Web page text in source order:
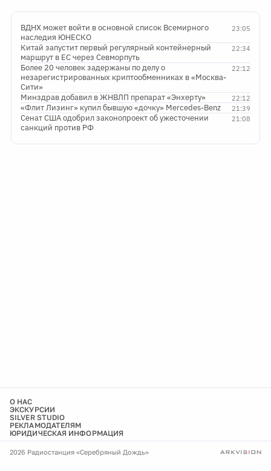
23:05
ВДНХ может войти в основной список Всемирного
наследия ЮНЕСКО
22:34
Китай запустит первый регулярный контейнерный
маршрут в ЕС через Севморпуть
22:12
Более 20 человек задержаны по делу о
незарегистрированных криптообменниках в «Москва-
Сити»
22:12
Минздрав добавил в ЖНВЛП препарат «Энхерту»
21:39
«Флит Лизинг» купил бывшую «дочку» Mercedes-Benz
21:08
Сенат США одобрил законопроект об ужесточении
санкций против РФ
О НАС
ЭКСКУРСИИ
SILVER STUDIO
РЕКЛАМОДАТЕЛЯМ
ЮРИДИЧЕСКАЯ ИНФОРМАЦИЯ
2026 Радиостанция «Серебряный Дождь»